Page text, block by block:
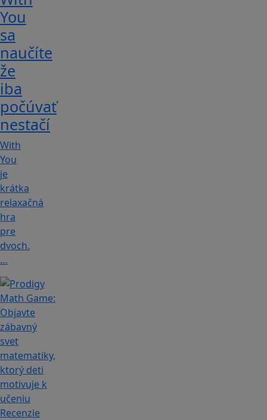
You
sa
naučíte
že
iba
počúvať
nestačí
With
You
je
krátka
relaxačná
hra
pre
dvoch.
…
Recenzie